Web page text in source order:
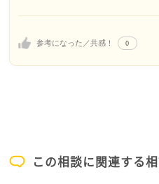
のはいかがでしょうか。彼
関係が壊れるくらいなら、
参考になった／共感！ 0
自分は自分、人は人で考
話しても大丈夫な機会が
この相談に関連する